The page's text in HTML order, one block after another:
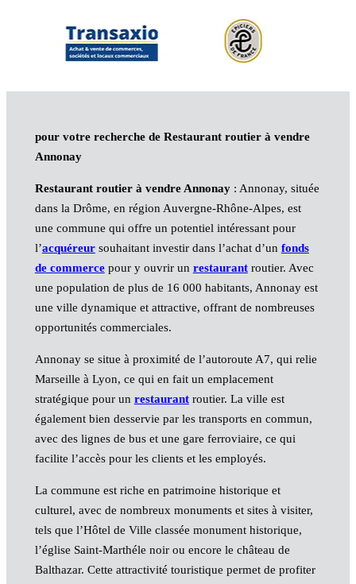
pour votre recherche de Restaurant routier à vendre
Annonay
Restaurant routier à vendre Annonay: Annonay, située
dans la Drôme, en région Auvergne-Rhône-Alpes, est
une commune qui offre un potentiel intéressant pour
l’acquéreursouhaitant investir dans l’achat d’un fonds
de commercepour y ouvrir un restaurantroutier. Avec
une population de plus de 16 000 habitants, Annonay est
une ville dynamique et attractive, offrant de nombreuses
opportunités commerciales.
Annonay se situe à proximité de l’autoroute A7, qui relie
Marseille à Lyon, ce qui en fait un emplacement
stratégique pour un restaurantroutier. La ville est
également bien desservie par les transports en commun,
avec des lignes de bus et une gare ferroviaire, ce qui
facilite l’accès pour les clients et les employés.
La commune est riche en patrimoine historique et
culturel, avec de nombreux monuments et sites à visiter,
tels que l’Hôtel de Ville classée monument historique,
l’église Saint-Marthéle noir ou encore le château de
Balthazar. Cette attractivité touristique permet de profiter